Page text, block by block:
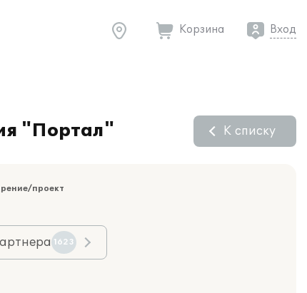
Корзина Вход
"Портал" К списку
проект
1623